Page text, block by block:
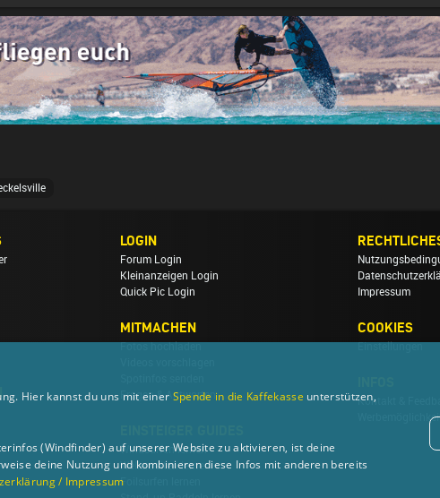
LOGIN
Forum Login
Kleinanzeigen Login
Quick Pic Login
MITMACHEN
Fotos hochladen
Fragen & Antworten
Windsurfen lernen
Wellenreiten lernen
Foilsurfen lernen
Impressum
COOKIES
Einstellungen
Kontakt &
Hier kannst du uns mit einer Spende in die Kaffekasse unterstützen,
(Windfinder) auf unserer Website zu aktivieren, ist deine
deine Nutzung und kombinieren diese Infos mit anderen bereits
/ Impressum